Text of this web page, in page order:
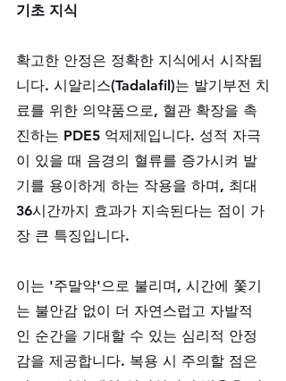
기초 지식
확고한 안정은 정확한 지식에서 시작됩
니다. 시알리스(Tadalafil)는 발기부전 치
료를 위한 의약품으로, 혈관 확장을 촉
진하는 PDE5 억제제입니다. 성적 자극
이 있을 때 음경의 혈류를 증가시켜 발
기를 용이하게 하는 작용을 하며, 최대
36시간까지 효과가 지속된다는 점이 가
장 큰 특징입니다.
이는 '주말약'으로 불리며, 시간에 쫓기
는 불안감 없이 더 자연스럽고 자발적
인 순간을 기대할 수 있는 심리적 안정
감을 제공합니다. 복용 시 주의할 점은